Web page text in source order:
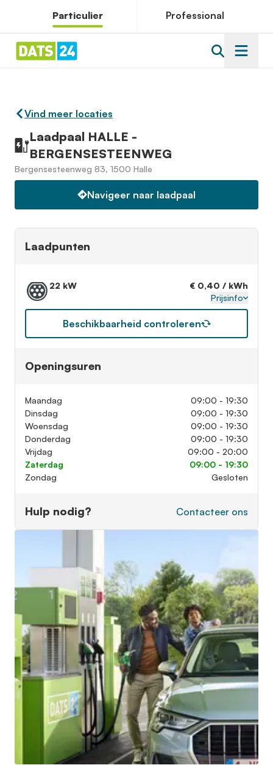
Particulier Professional
Vind meer locaties
Laadpaal HALLE -
BERGENSESTEENWEG
Bergensesteenweg 83, 1500 Halle
Navigeer naar laadpaal
Laadpunten
22 kW
€ 0,40 / kWh
Prijsinfo
Beschikbaarheid controleren
Openingsuren
Maandag
09:00 - 19:30
Dinsdag
09:00 - 19:30
Woensdag
09:00 - 19:30
Donderdag
09:00 - 19:30
Vrijdag
09:00 - 20:00
Zaterdag
09:00 - 19:30
Zondag
Gesloten
Hulp nodig? Contacteer ons